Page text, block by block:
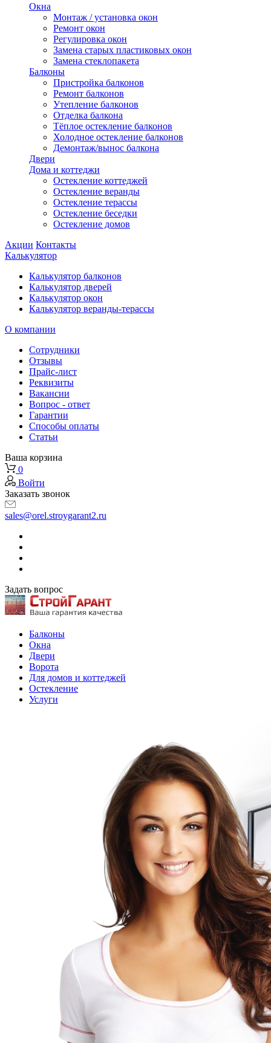
Окна
Монтаж / установка окон
Ремонт окон
Регулировка окон
Замена старых пластиковых окон
Замена стеклопакета
Балконы
Пристройка балконов
Ремонт балконов
Утепление балконов
Отделка балкона
Тёплое остекление балконов
Холодное остекление балконов
Демонтаж/вынос балкона
Двери
Дома и коттеджи
Остекление коттеджей
Остекление веранды
Остекление терассы
Остекление беседки
Остекление домов
Акции Контакты
Калькулятор
Калькулятор балконов
Калькулятор дверей
Калькулятор окон
Калькулятор веранды-терассы
О компании
Сотрудники
Отзывы
Прайс-лист
Реквизиты
Вакансии
Вопрос - ответ
Гарантии
Способы оплаты
Статьи
Ваша корзина
0
Войти
Заказать звонок
sales@orel.stroygarant2.ru
Задать вопрос
Балконы
Окна
Двери
Ворота
Для домов и коттеджей
Остекление
Услуги